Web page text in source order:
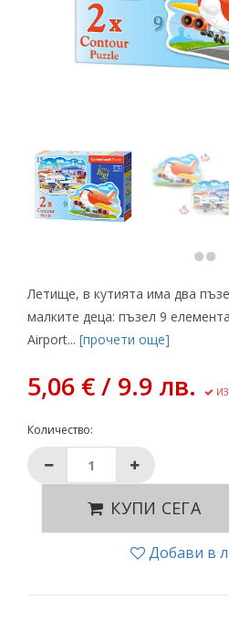
Летище, в кутията има два
малките деца: пъзел 9
Airport... [прочети още]
5,06 € / 9.9 лв.
Количество:
КУПИ СЕГА
Добави в